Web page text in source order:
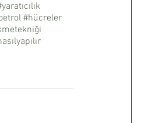
#hücreler